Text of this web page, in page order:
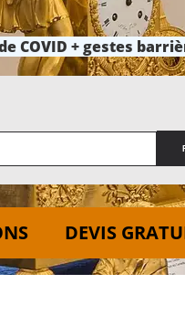
COVID + gestes
DEVIS